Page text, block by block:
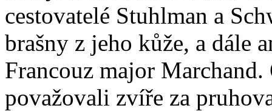
cestovatelé Stuhlman a
brašny z jeho kůže, a dále
Francouz major
považovali zvíře za